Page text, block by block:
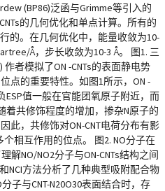
(BP86)泛函与Grimme等引入的
的几何优化和单点计算。所有的
的。在几何优化中，能量收敛为10-
Å，步长收敛为10-3 Å。 图1. 三
作者模拟了ON -CNTs的表面静电势
点的重要特性。如图1所示，ON -
ESP值一般在官能团氧原子附近，而
着共修饰程度的增加，掺杂N原子的
此，共修饰对ON-CNT电荷分布有影
相互作用的位点。 图2. NO分子在
解NO/NO2分子与ON-CNTs结构之间
NCI方法分析了几种典型吸附配合物
子与CNT-N20O30表面结合时，存